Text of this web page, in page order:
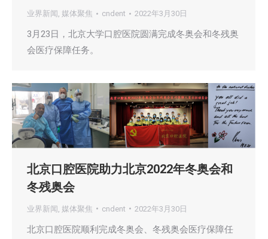
业界新闻 , 媒体聚焦 cndent 2022年3月30日
3月23日，北京大学口腔医院圆满完成冬奥会和冬残奥
会医疗保障任务。
北京口腔医院助力北京2022年冬奥会和
冬残奥会
业界新闻 媒体聚焦 cndent 2022年3月30日
北京口腔医院顺利完成冬奥会、冬残奥会医疗保障任